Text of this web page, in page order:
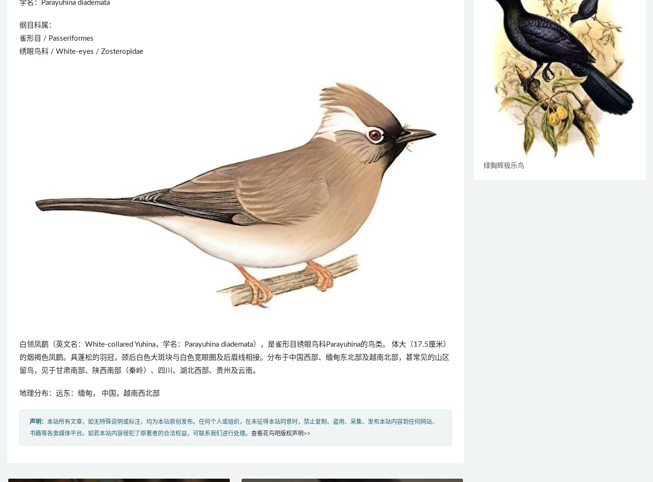
学名：Parayuhina diademata
纲目科属：
雀形目 / Passeriformes
绣眼鸟科 / White-eyes / Zosteropidae
白领凤鹛（英文名：White-collared Yuhina，学名：Parayuhina diademata），是雀形目绣眼鸟科Parayuhina的鸟类。 体大（17.5厘米）
的烟褐色凤鹛。具蓬松的羽冠，颈后白色大斑块与白色宽眼圈及后眉线相接。分布于中国西部、缅甸东北部及越南北部，甚常见的山区
留鸟，见于甘肃南部、陕西南部（秦岭）、四川、湖北西部、贵州及云南。
地理分布：远东：缅甸， 中国，越南西北部
声明： 本站所有文章，如无特殊说明或标注，均为本站原创发布。任何个人或组织，在未征得本站同意时，禁止复制、盗用、采集、发布本站内容到任何网站、
书籍等各类媒体平台。如若本站内容侵犯了原著者的合法权益，可联系我们进行处理。 查看花鸟吧版权声明>>
绿胸辉极乐鸟